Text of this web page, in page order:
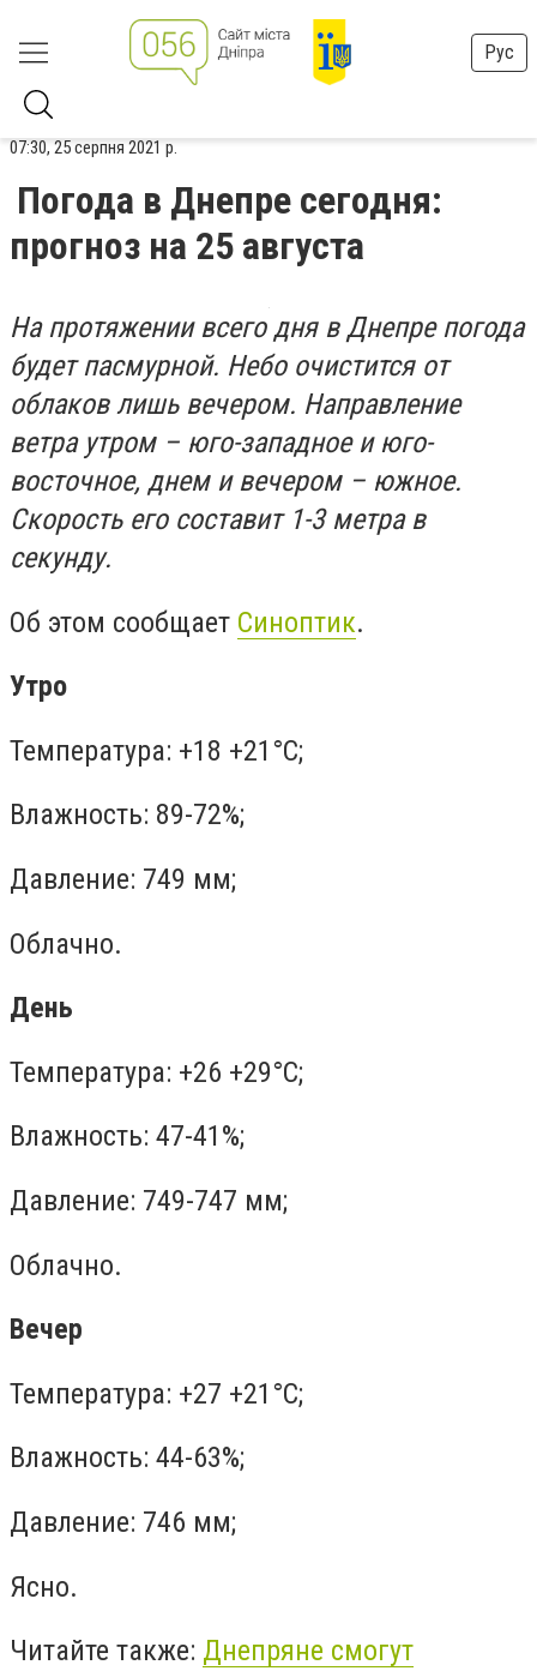
Рус
07:30, 25 серпня 2021 р.
Погода в Днепре сегодня:
прогноз на 25 августа
На протяжении всего дня в Днепре погода
будет пасмурной. Небо очистится от
облаков лишь вечером. Направление
ветра утром – юго-западное и юго-
восточное, днем и вечером – южное.
Скорость его составит 1-3 метра в
секунду.
Об этом сообщает Синоптик.
Утро
Температура: +18 +21°C;
Влажность: 89-72%;
Давление: 749 мм;
Облачно.
День
Температура: +26 +29°C;
Влажность: 47-41%;
Давление: 749-747 мм;
Облачно.
Вечер
Температура: +27 +21°C;
Влажность: 44-63%;
Давление: 746 мм;
Ясно.
Читайте также: Днепряне смогут